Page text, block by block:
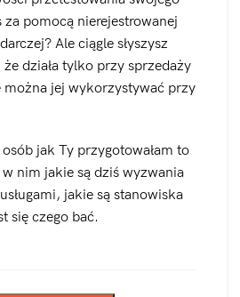
za pomocą nierejestrowanej
Ale ciągle słyszysz
działa tylko przy sprzedaży
można jej wykorzystywać przy
jak Ty przygotowałam to
nim jakie są dziś wyzwania
jakie są stanowiska
się czego bać.